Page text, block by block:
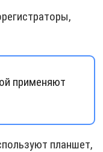
применяют
планшет,